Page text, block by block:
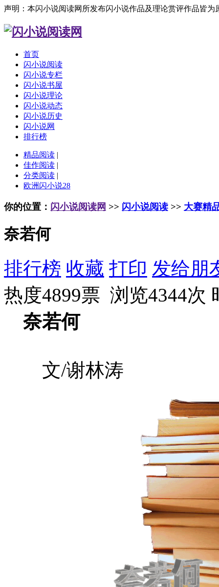
声明：本闪小说阅读网所发布闪小说作品及理论赏评作品皆
首页
闪小说阅读
闪小说专栏
闪小说书屋
闪小说理论
闪小说动态
闪小说历史
闪小说网
排行榜
精品阅读 |
佳作阅读 |
分类阅读 |
欧洲闪小说28
你的位置： 闪小说阅读网 >> 闪小说阅读 >> 大赛精
奈若何
排行榜 收藏 打印 发给朋
热度4899票 浏览4344次
奈若何
文/谢林涛